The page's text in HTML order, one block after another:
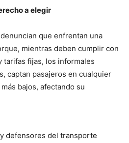
a elegir
que enfrentan una
mientras deben cumplir con
tarifas fijas, los informales
captan pasajeros en cualquier
bajos, afectando su
defensores del transporte